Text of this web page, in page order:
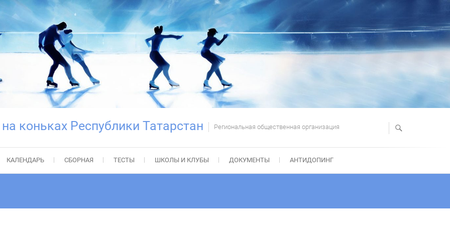
коньках Республики Татарстан Региональная общественная организация
КАЛЕНДАРЬ СБОРНАЯ ТЕСТЫ ШКОЛЫ И КЛУБЫ ДОКУМЕНТЫ АНТИДОПИНГ